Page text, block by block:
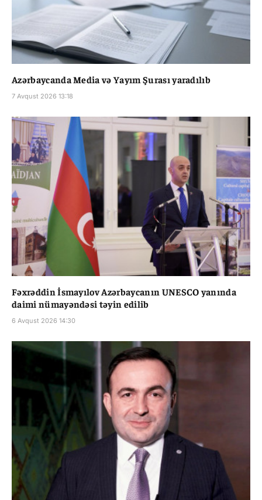
Azərbaycanda Media və Yayım Şurası yaradılıb
7 Avqust 2026 13:18
Fəxrəddin İsmayılov Azərbaycanın UNESCO yanında
daimi nümayəndəsi təyin edilib
6 Avqust 2026 14:30